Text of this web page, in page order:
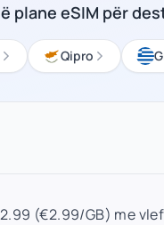
plane eSIM për
Qipro
(€2.99/GB) me